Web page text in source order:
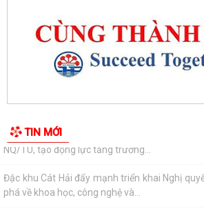
TIN MỚI
Đặc khu Cát Hải đẩy mạnh triển khai Nghị
phá về khoa học, công nghệ và...
UBND đặc khu Cát Hải đánh giá kết quả phát
dùng tiền mặt trong lĩnh vực du...
triển kinh tế tư nhân